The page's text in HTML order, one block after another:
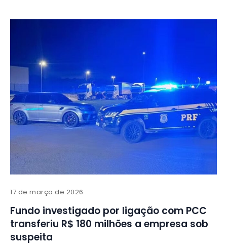
17 de março de 2026
Fundo investigado por ligação com PCC
transferiu R$ 180 milhões a empresa sob
suspeita